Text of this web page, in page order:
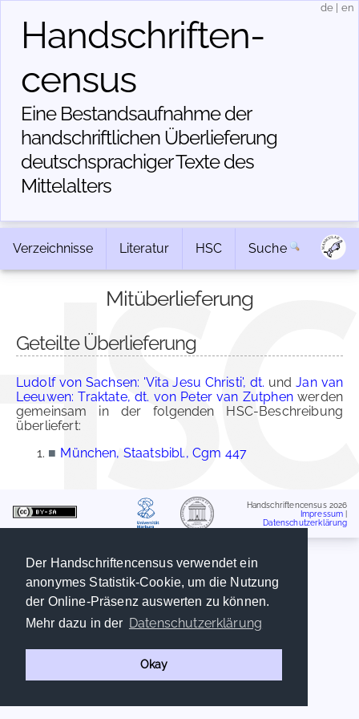
Der Handschriftencensus verwendet ein
anonymes Statistik-Cookie, um die Nutzung
der Online-Präsenz auswerten zu können.
Mehr dazu in der Datenschutzerklärung
Okay
Handschriften­
census
Eine Bestandsaufnahme der
handschriftlichen Über­lieferung
deutschsprachiger Texte des
Mittelalters
de en
Verzeichnisse Literatur HSC Suche
Mitüberlieferung
Geteilte Überlieferung
Ludolf von Sachsen: 'Vita Jesu Christi', dt. undJan van
Leeuwen: Traktate, dt. von Peter van Zutphenwerden
gemeinsam in der folgenden HSC-Beschreibung
überliefert:
■ München, Staatsbibl., Cgm 447
Handschriftencensus 2026
Impressum
Datenschutzerklärung